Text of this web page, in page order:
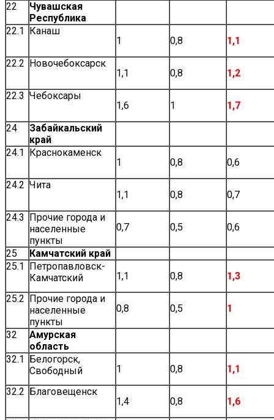
22
Чувашская
Республика
22.1 Канаш
1
0,8
1,1
22.2 Новочебоксарск
1,1
0,8
1,2
22.3 Чебоксары
1,6
1
1,7
24
Забайкальский
край
24.1 Краснокаменск
1
0,8
0,6
24.2 Чита
1,1
0,8
0,7
24.3 Прочие города и
населенные
пункты
0,7 0,5 0,6
25
Камчатский край
25.1 Петропавловск-
Камчатский
1,1 0,8
1,3
25.2 Прочие города и
населенные
пункты
0,8 0,5 1
32
Амурская
область
32.1 Белогорск,
Свободный
1 0,8
1,1
32.2 Благовещенск
1,4
0,8
1,6